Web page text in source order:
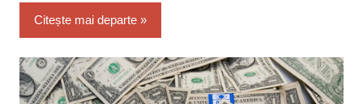
Citește mai departe